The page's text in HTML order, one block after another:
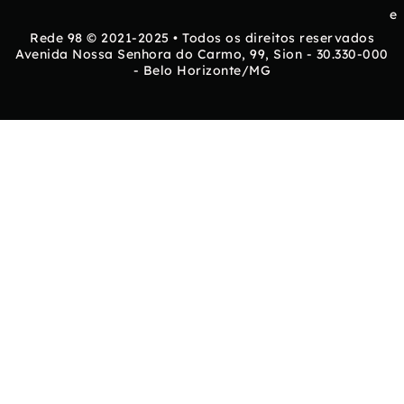
e
Rede 98 © 2021-2025 • Todos os direitos reservados
Avenida Nossa Senhora do Carmo, 99, Sion - 30.330-000
- Belo Horizonte/MG